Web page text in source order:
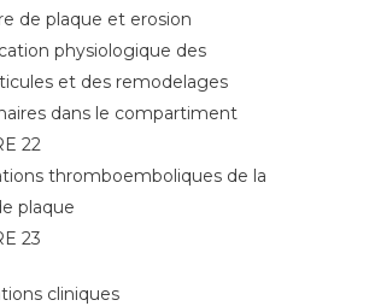
de plaque et erosion
physiologique des
et des remodelages
dans le compartiment
22
thromboemboliques de la
plaque
23
cliniques